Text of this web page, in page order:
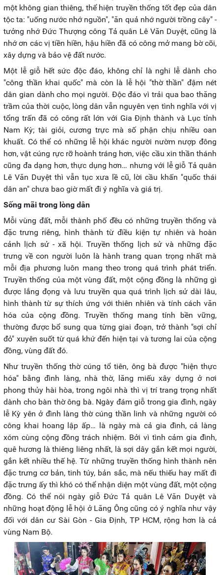
một không gian thiêng, thể hiện truyền thống tốt đẹp của dân
tộc ta: "uống nước nhớ nguồn", "ăn quả nhớ người trồng cây" -
tưởng nhớ Đức Thượng công Tả quân Lê Văn Duyệt, cũng là
nhớ ơn các vị tiền hiền, hậu hiền đã có công mở mang bờ cõi,
xây dựng và bảo vệ đất nước.
Một lễ giỗ hết sức độc đáo, không chỉ là nghi lễ dành cho
"công thần khai quốc" mà còn là lễ hội "thờ thần" đậm nét
dân gian dành cho mọi người. Độc đáo vì trải qua bao thăng
trầm của thời cuộc, lòng dân vẫn nguyên vẹn tình nghĩa với vị
tổng trấn đã có công rất lớn với Gia Định thành và Lục tỉnh
Nam Kỳ; tài giỏi, cương trực mà số phận chịu nhiều oan
khuất. Có thể có những lễ hội khác người nườm nượp đông
hơn, vật cúng rực rỡ hoành tráng hơn, việc cầu xin thần thánh
cũng đa dạng hơn, thực dụng hơn… nhưng với lễ giỗ Tả quân
Lê Văn Duyệt thì vẫn tục xưa lề cũ, lời cầu khấn "quốc thái
dân an" chưa bao giờ mất đi ý nghĩa và giá trị.
Sống mãi trong lòng dân
Mỗi vùng đất, mỗi thành phố đều có những truyền thống và
đặc trưng riêng, hình thành từ điều kiện tự nhiên và hoàn
cảnh lịch sử - xã hội. Truyền thống lịch sử và những đặc
trưng về con người luôn là hành trang quan trọng nhất mà
mỗi địa phương luôn mang theo trong quá trình phát triển.
Truyền thống của một vùng đất, một cộng đồng là những gì
được lắng đọng và lưu truyền qua quá trình lịch sử dài lâu,
hình thành từ sự thích ứng với thiên nhiên và tính cách văn
hóa của cộng đồng. Truyền thống mang tính bền vững,
thường được bổ sung qua từng giai đoạn, trở thành "sợi chỉ
đỏ" xuyên suốt từ quá khứ đến hiện tại và tương lai của cộng
đồng, vùng đất đó.
Như truyền thống thờ cúng tổ tiên, ông bà được "hiện thực
hóa" bằng đình làng, nhà thờ, lăng miếu xây dựng ở nơi
phong thủy hài hòa, trong ngôi nhà thì vị trí trang trọng nhất
dành cho bàn thờ ông bà. Ngày đám giỗ trong gia đình, ngày
lễ Kỳ yên ở đình làng thờ cúng thần linh và những người có
công khai hoang lập ấp… là ngày mà cả gia đình, cả làng
xóm cùng cộng đồng trách nhiệm. Bởi vì tình cảm gia đình,
quê hương là thiêng liêng nhất, là sợi dây gắn kết mọi người,
gắn kết nhiều thế hệ. Từ những truyền thống hình thành nên
đặc trưng cơ bản, tinh túy, bản sắc, mà nếu thiếu hay mất đi
đặc trưng ấy thì khó có thể nhận diện một vùng đất, một cộng
đồng. Có thể nói ngày giỗ Đức Tả quân Lê Văn Duyệt và
những hoạt động lễ hội ở Lăng Ông cũng có ý nghĩa như vậy
đối với dân cư Sài Gòn - Gia Định, TP HCM, rộng hơn là cả
vùng Nam Bộ.